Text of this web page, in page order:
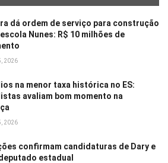
dá ordem de serviço para construção
Nunes: R$ 10 milhões de
2026
na menor taxa histórica no ES:
avaliam bom momento na
2026
confirmam candidaturas de Dary e
estadual